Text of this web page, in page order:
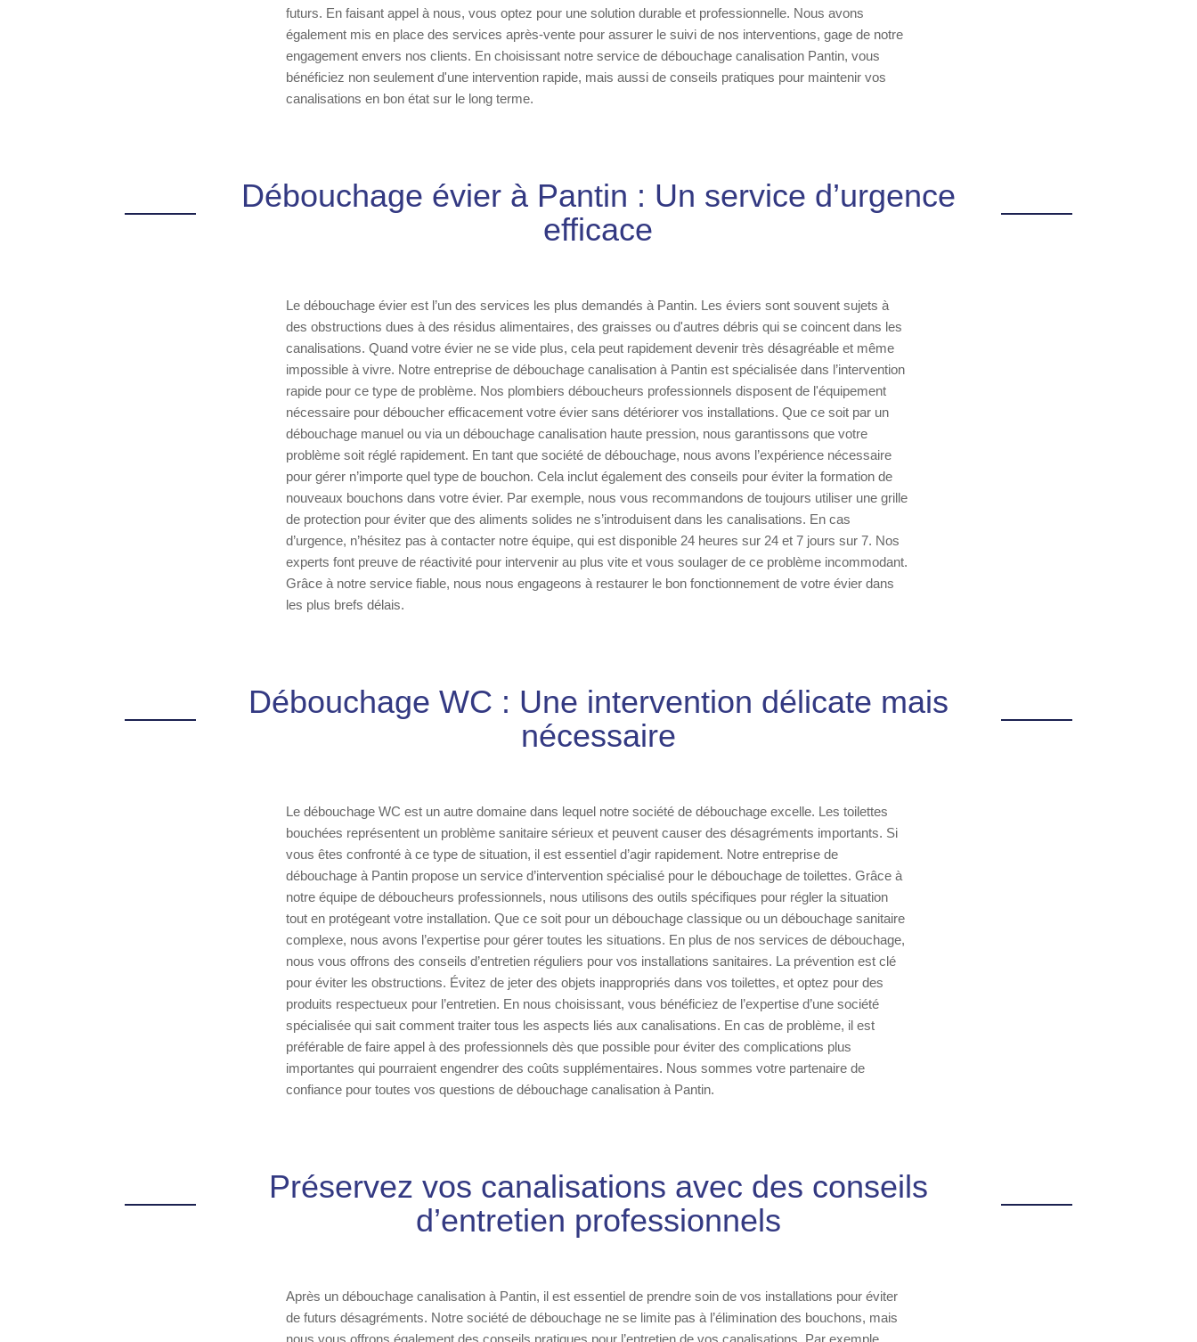
futurs. En faisant appel à nous, vous optez pour une solution durable et professionnelle. Nous avons
également mis en place des services après-vente pour assurer le suivi de nos interventions, gage de notre
engagement envers nos clients. En choisissant notre service de débouchage canalisation Pantin, vous
bénéficiez non seulement d'une intervention rapide, mais aussi de conseils pratiques pour maintenir vos
canalisations en bon état sur le long terme.
Débouchage évier à Pantin : Un service d’urgence
efficace
Le débouchage évier est l’un des services les plus demandés à Pantin. Les éviers sont souvent sujets à
des obstructions dues à des résidus alimentaires, des graisses ou d'autres débris qui se coincent dans les
canalisations. Quand votre évier ne se vide plus, cela peut rapidement devenir très désagréable et même
impossible à vivre. Notre entreprise de débouchage canalisation à Pantin est spécialisée dans l’intervention
rapide pour ce type de problème. Nos plombiers déboucheurs professionnels disposent de l'équipement
nécessaire pour déboucher efficacement votre évier sans détériorer vos installations. Que ce soit par un
débouchage manuel ou via un débouchage canalisation haute pression, nous garantissons que votre
problème soit réglé rapidement. En tant que société de débouchage, nous avons l’expérience nécessaire
pour gérer n’importe quel type de bouchon. Cela inclut également des conseils pour éviter la formation de
nouveaux bouchons dans votre évier. Par exemple, nous vous recommandons de toujours utiliser une grille
de protection pour éviter que des aliments solides ne s’introduisent dans les canalisations. En cas
d’urgence, n’hésitez pas à contacter notre équipe, qui est disponible 24 heures sur 24 et 7 jours sur 7. Nos
experts font preuve de réactivité pour intervenir au plus vite et vous soulager de ce problème incommodant.
Grâce à notre service fiable, nous nous engageons à restaurer le bon fonctionnement de votre évier dans
les plus brefs délais.
Débouchage WC : Une intervention délicate mais
nécessaire
Le débouchage WC est un autre domaine dans lequel notre société de débouchage excelle. Les toilettes
bouchées représentent un problème sanitaire sérieux et peuvent causer des désagréments importants. Si
vous êtes confronté à ce type de situation, il est essentiel d’agir rapidement. Notre entreprise de
débouchage à Pantin propose un service d’intervention spécialisé pour le débouchage de toilettes. Grâce à
notre équipe de déboucheurs professionnels, nous utilisons des outils spécifiques pour régler la situation
tout en protégeant votre installation. Que ce soit pour un débouchage classique ou un débouchage sanitaire
complexe, nous avons l’expertise pour gérer toutes les situations. En plus de nos services de débouchage,
nous vous offrons des conseils d’entretien réguliers pour vos installations sanitaires. La prévention est clé
pour éviter les obstructions. Évitez de jeter des objets inappropriés dans vos toilettes, et optez pour des
produits respectueux pour l’entretien. En nous choisissant, vous bénéficiez de l’expertise d’une société
spécialisée qui sait comment traiter tous les aspects liés aux canalisations. En cas de problème, il est
préférable de faire appel à des professionnels dès que possible pour éviter des complications plus
importantes qui pourraient engendrer des coûts supplémentaires. Nous sommes votre partenaire de
confiance pour toutes vos questions de débouchage canalisation à Pantin.
Préservez vos canalisations avec des conseils
d’entretien professionnels
Après un débouchage canalisation à Pantin, il est essentiel de prendre soin de vos installations pour éviter
de futurs désagréments. Notre société de débouchage ne se limite pas à l’élimination des bouchons, mais
nous vous offrons également des conseils pratiques pour l’entretien de vos canalisations. Par exemple,